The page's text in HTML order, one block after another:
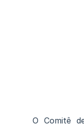
O Comitê